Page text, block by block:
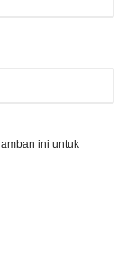
ini untuk